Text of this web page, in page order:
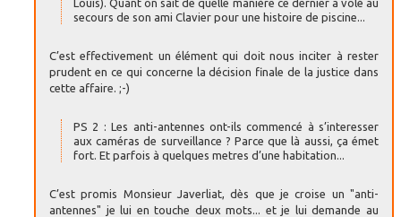
Louis). Quant on sait de quelle manière ce dernier a volé au
secours de son ami Clavier pour une histoire de piscine...
C’est effectivement un élément qui doit nous inciter à rester
prudent en ce qui concerne la décision finale de la justice dans
cette affaire. ;-)
PS 2 : Les anti-antennes ont-ils commencé à s’interesser
aux caméras de surveillance ? Parce que là aussi, ça émet
fort. Et parfois à quelques metres d’une habitation...
C’est promis Monsieur Javerliat, dès que je croise un "anti-
antennes" je lui en touche deux mots... et je lui demande au